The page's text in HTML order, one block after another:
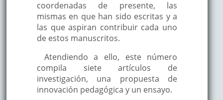
coordenadas de presente, las
mismas en que han sido escritas y a
las que aspiran contribuir cada uno
de estos manuscritos.
Atendiendo a ello, este número
compila siete artículos de
investigación, una propuesta de
innovación pedagógica y un ensayo.